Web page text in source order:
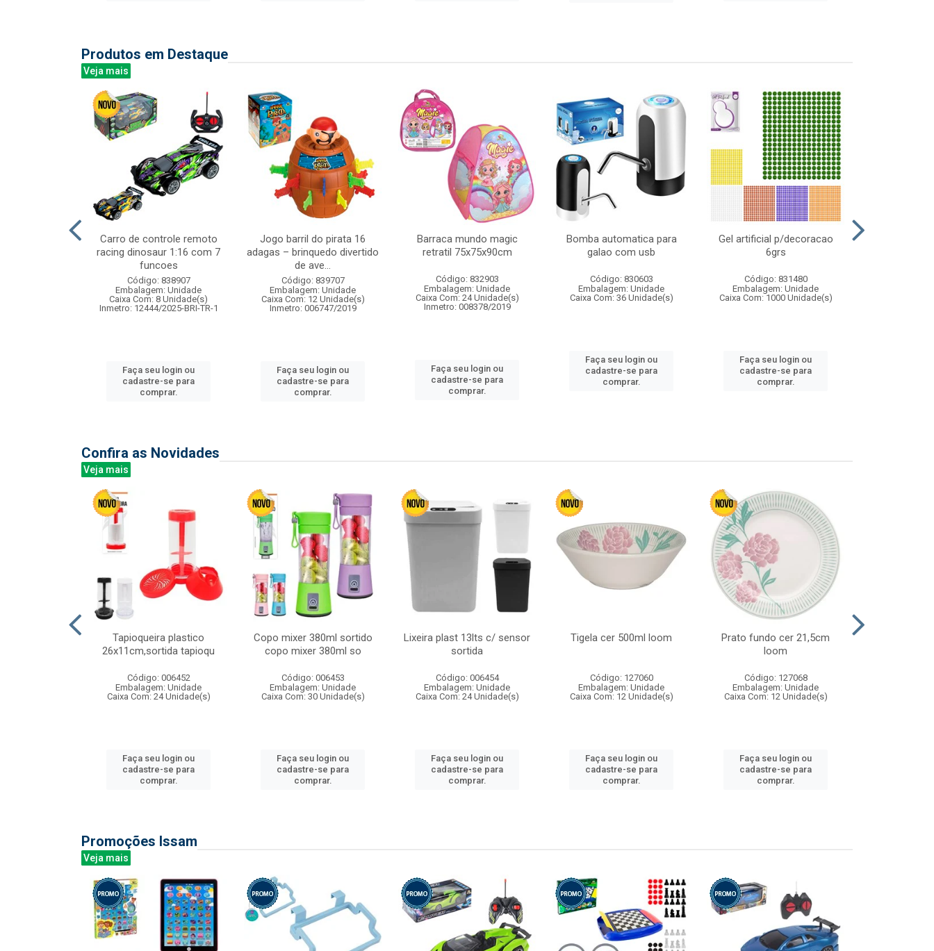
Produtos em Destaque
Veja mais
Carro de controle remoto
racing dinosaur 1:16 com 7
funcoes
Código: 838907
Embalagem: Unidade
Caixa Com: 8 Unidade(s)
Inmetro: 12444/2025-BRI-TR-1
Faça seu login ou
cadastre-se para
comprar.
Jogo barril do pirata 16
adagas – brinquedo divertido
de ave...
Código: 839707
Embalagem: Unidade
Caixa Com: 12 Unidade(s)
Inmetro: 006747/2019
Faça seu login ou
cadastre-se para
comprar.
Barraca mundo magic
retratil 75x75x90cm
Código: 832903
Embalagem: Unidade
Caixa Com: 24 Unidade(s)
Inmetro: 008378/2019
Faça seu login ou
cadastre-se para
comprar.
Bomba automatica para
galao com usb
Código: 830603
Embalagem: Unidade
Caixa Com: 36 Unidade(s)
Faça seu login ou
cadastre-se para
comprar.
Gel artificial p/decoracao
6grs
Código: 831480
Embalagem: Unidade
Caixa Com: 1000 Unidade(s)
Faça seu login ou
cadastre-se para
comprar.
Confira as Novidades
Veja mais
Tapioqueira plastico
26x11cm,sortida tapioqu
Código: 006452
Embalagem: Unidade
Caixa Com: 24 Unidade(s)
Faça seu login ou
cadastre-se para
comprar.
Copo mixer 380ml sortido
copo mixer 380ml so
Código: 006453
Embalagem: Unidade
Caixa Com: 30 Unidade(s)
Faça seu login ou
cadastre-se para
comprar.
Lixeira plast 13lts c/ sensor
sortida
Código: 006454
Embalagem: Unidade
Caixa Com: 24 Unidade(s)
Faça seu login ou
cadastre-se para
comprar.
Tigela cer 500ml loom
Código: 127060
Embalagem: Unidade
Caixa Com: 12 Unidade(s)
Faça seu login ou
cadastre-se para
comprar.
Prato fundo cer 21,5cm
loom
Código: 127068
Embalagem: Unidade
Caixa Com: 12 Unidade(s)
Faça seu login ou
cadastre-se para
comprar.
Promoções Issam
Veja mais